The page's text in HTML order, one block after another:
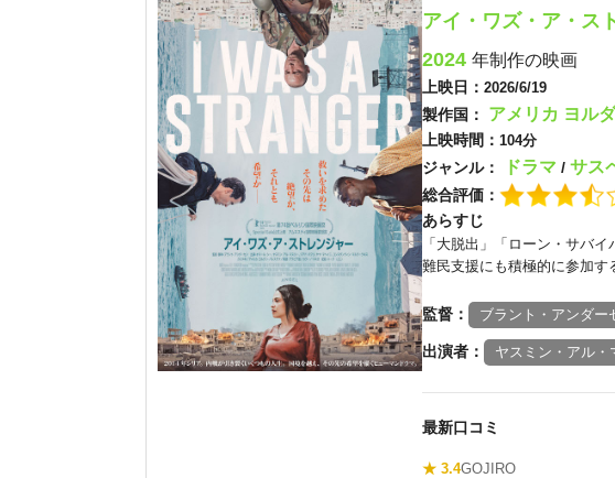
アイ・ワズ・ア・ス
2024 年制作の映画
上映日： 2026/6/19
製作国： アメリカ ヨル
上映時間： 104分
ジャンル： ドラマ / サス
総合評価：
あらすじ
「大脱出」「ローン・サバ
難民支援にも積極的に参加す
監督： ブラント・アンダー
出演者： ヤスミン・アル・
最新口コミ
★ 3.4GOJIRO